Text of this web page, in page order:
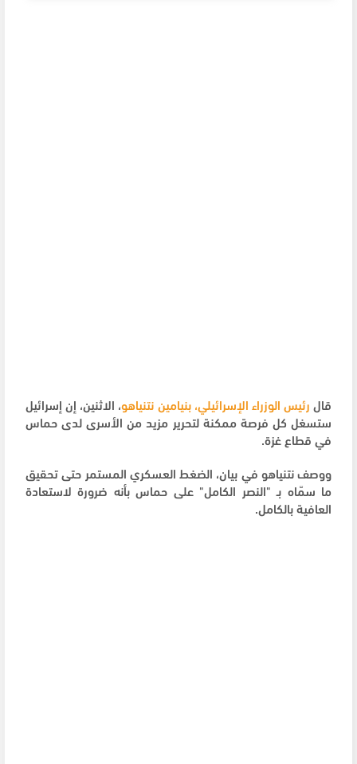
قال رئيس الوزراء الإسرائيلي، بنيامين نتنياهو، الاثنين، إن إسرائيل
ستسغل كل فرصة ممكنة لتحرير مزيد من الأسرى لدى حماس
في قطاع غزة.
ووصف نتنياهو في بيان، الضغط العسكري المستمر حتى تحقيق
ما سمّاه بـ "النصر الكامل" على حماس بأنه ضرورة لاستعادة
العافية بالكامل.